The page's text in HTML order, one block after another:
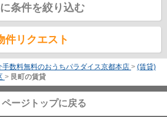
条件を絞り込む
件リクエスト
数料無料のおうちパラダイス京都本店 > (賃貸)
> 艮町の賃貸
ページトップに戻る